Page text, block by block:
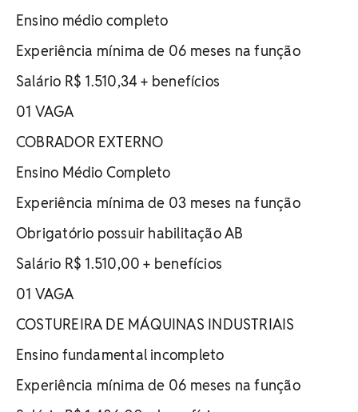
Ensino médio completo
Experiência mínima de 06 meses na função
Salário R$ 1.510,34 + benefícios
01 VAGA
COBRADOR EXTERNO
Ensino Médio Completo
Experiência mínima de 03 meses na função
Obrigatório possuir habilitação AB
Salário R$ 1.510,00 + benefícios
01 VAGA
COSTUREIRA DE MÁQUINAS INDUSTRIAIS
Ensino fundamental incompleto
Experiência mínima de 06 meses na função